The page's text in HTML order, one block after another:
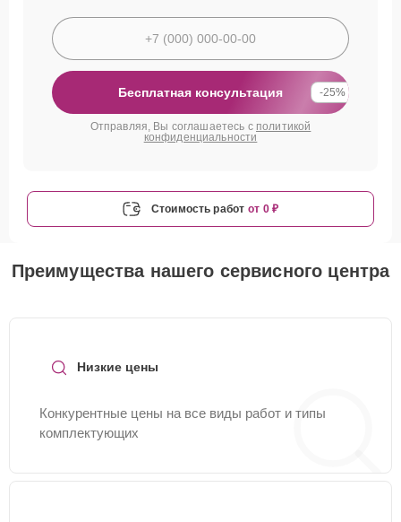
Бесплатная консультация -25%
Отправляя, Вы соглашаетесь с политикой
конфиденциальности
Стоимость работ от 0 ₽
Преимущества нашего сервисного центра
Низкие цены
Конкурентные цены на все виды работ и типы
комплектующих